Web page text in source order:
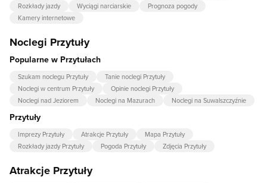
Rozkłady jazdy
Wyciągi narciarskie
Prognoza pogody
Kamery internetowe
Noclegi Przytuły
Popularne w Przytułach
Szukam noclegu Przytuły
Tanie noclegi Przytuły
Noclegi w centrum Przytuły
Opinie noclegi Przytuły
Noclegi nad Jeziorem
Noclegi na Mazurach Noclegi na Suwalszczyźnie
Przytuły
Imprezy Przytuły Atrakcje Przytuły
Mapa Przytuły
Rozkłady jazdy Przytuły
Pogoda Przytuły Zdjęcia Przytuły
Atrakcje Przytuły